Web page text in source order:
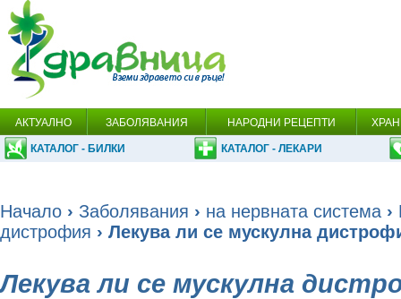
АКТУАЛНО ЗАБОЛЯВАНИЯ НАРОДНИ РЕЦЕПТИ
КАТАЛОГ - БИЛКИ КАТАЛОГ - ЛЕКАРИ
Начало › Заболявания › на нервната система ›
дистрофия › Лекува ли се мускулна
Лекува ли се мускулна